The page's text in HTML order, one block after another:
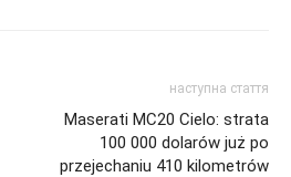
наступна стаття
Maserati MC20 Cielo: strata
100 000 dolarów już po
przejechaniu 410 kilometrów